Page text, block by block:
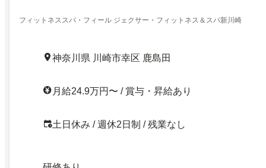
フィットネススパ・フィール ジェクサー・フィットネス＆スパ新川崎
神奈川県 川崎市幸区 鹿島田
月給24.9万円〜 / 賞与・昇給あり
土日休み / 週休2日制 / 残業なし